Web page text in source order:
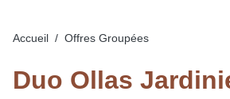
Accueil Offres Groupées
Duo Ollas